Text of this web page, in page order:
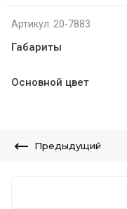
Артикул: 20-7883
Габариты
Основной цвет
Предыдущий